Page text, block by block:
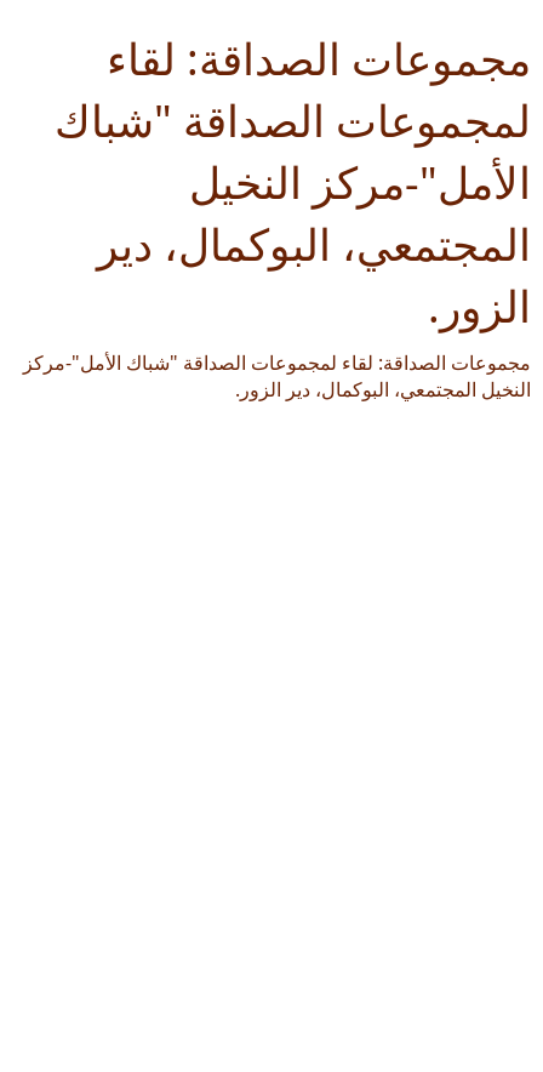
مجموعات الصداقة: لقاء
لمجموعات الصداقة "شباك
الأمل"-مركز النخيل
المجتمعي، البوكمال، دير
الزور.
مجموعات الصداقة: لقاء لمجموعات الصداقة "شباك الأمل"-مركز
النخيل المجتمعي، البوكمال، دير الزور.